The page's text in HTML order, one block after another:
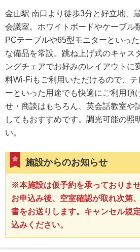
金山駅 南口より徒歩3分と好立地、
会議室。ホワイトボードやケーブル
PCテーブルや65型モニターといっ
な備品を常設。跳ね上げ式のキャス
ングチェアでお好みのレイアウトに
料Wi-Fiもご利用いただけるので、
ーといった用途でも快適にご利用頂
せ・商談はもちろん、英会話教室や
してもおすすめです。調光可能の照
い。
施設からのお知らせ
※本施設は仮予約を承っておりま
お申込み後、空室確認が取れ次第
書をお送りします。キャンセル規
込みください。